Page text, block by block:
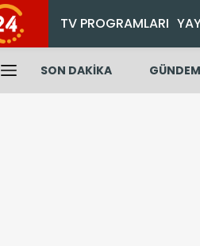
TV PROGRAMLARI
SON DAKİKA GÜNDEM